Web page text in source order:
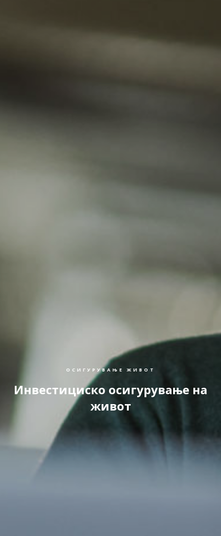
ОСИГУРУВАЊЕ ЖИВОТ
Инвестициско осигурување на
живот